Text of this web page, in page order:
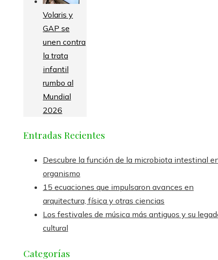
Volaris y
GAP se
unen contra
la trata
infantil
rumbo al
Mundial
2026
Entradas Recientes
Descubre la función de la microbiota intestinal
organismo
15 ecuaciones que impulsaron avances en
arquitectura, física y otras ciencias
Los festivales de música más antiguos y su
cultural
Categorías